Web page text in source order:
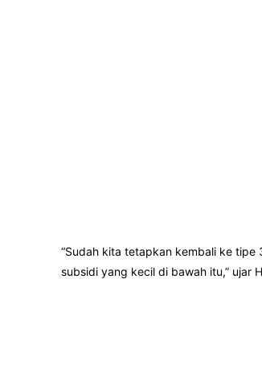
“Sudah kita tetapkan kembali ke
subsidi yang kecil di bawah itu,” ujar